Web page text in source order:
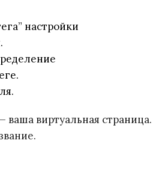
настройки
ваша виртуальная страница.